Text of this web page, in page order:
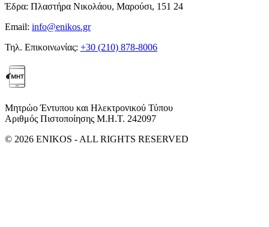
Έδρα: Πλαστήρα Νικολάου, Μαρούσι, 151 24
Email: info@enikos.gr
Τηλ. Επικοινωνίας: +30 (210) 878-8006
Μητρώο Έντυπου και Ηλεκτρονικού Τύπου
Αριθμός Πιστοποίησης Μ.Η.Τ. 242097
© 2026 ENIKOS - ALL RIGHTS RESERVED